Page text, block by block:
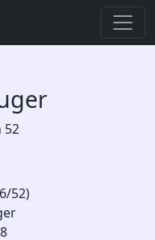
52
52)